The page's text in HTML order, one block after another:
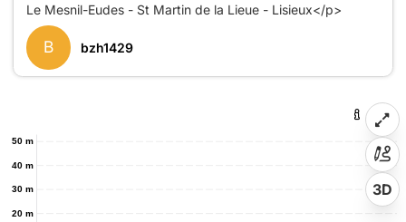
B bzh1429
20 m
30 m
40 m
50 m
3D